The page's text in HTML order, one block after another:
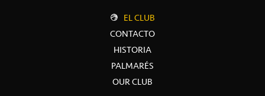
EL CLUB
CONTACTO
HISTORIA
PALMARÉS
OUR CLUB